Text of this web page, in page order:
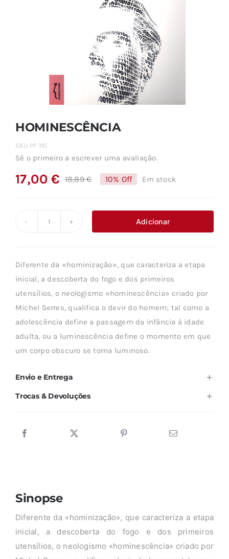
HOMINESCÊNCIA
SKU PF 110
Sê o primeiro a escrever uma avaliação.
18,89€O
original
era:
17,00€
O
é:
10% Off Em stock
Adicionar
Diferente da «hominização», que caracteriza a etapa
inicial, a descoberta do fogo e dos primeiros
utensílios, o neologismo «hominescência» criado por
Michel Serres, qualifica o devir do homem; tal como a
adolescência define a passagem da infância à idade
adulta, ou a luminescência define o momento em que
um corpo obscuro se torna luminoso.
Envio e Entrega
Trocas & Devoluções
Sinopse
Diferente da «hominização», que caracteriza a etapa
inicial, a descoberta do fogo e dos primeiros
utensílios, o neologismo «hominescência» criado por